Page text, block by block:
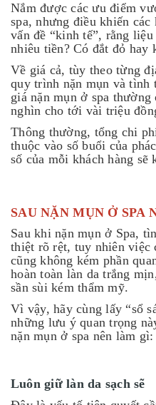
Nắm được các ưu điểm
spa, nhưng điều khiến
vấn đề “kinh tế”, rằng
nhiêu tiền? Có đắt đỏ hay
Về giá cả, tùy theo từng
quy trình nặn mụn và tình
giá nặn mụn ở spa
nghìn cho tới vài triệu
Thông thường, tổng chi
thuộc vào số buổi của
số của mỗi khách hàng sẽ
SAU NẶN MỤN Ở SPA
Sau khi nặn mụn ở Spa,
thiệt rõ rệt, tuy nhiên việc
cũng không kém phần
hoàn toàn làn da trắng
sần sùi kém thẩm mỹ.
Vì vậy, hãy cùng lấy “sổ
những lưu ý quan trọng
nặn mụn ở spa nên làm gì:
Luôn giữ làn da sạch sẽ